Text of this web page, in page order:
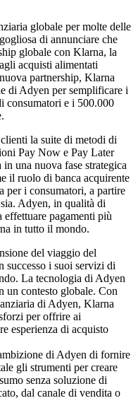
globale per molte delle
di annunciare che
globale con Klarna, la
acquisti alimentati
partnership, Klarna
di Adyen per semplificare i
consumatori e i 500.000
la suite di metodi di
Pay Now e Pay Later
una nuova fase strategica
il ruolo di banca acquirente
per i consumatori, a partire
Adyen, in qualità di
pagamenti più
in tutto il mondo.
del viaggio del
successo i suoi servizi di
La tecnologia di Adyen
un contesto globale. Con
di Adyen, Klarna
per offrire ai
esperienza di acquisto
di Adyen di fornire
gli strumenti per creare
senza soluzione di
dal canale di vendita o